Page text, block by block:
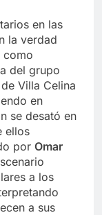
en las
la verdad
como
del grupo
Villa Celina
en
se desató en
ellos
por Omar
a los
a sus